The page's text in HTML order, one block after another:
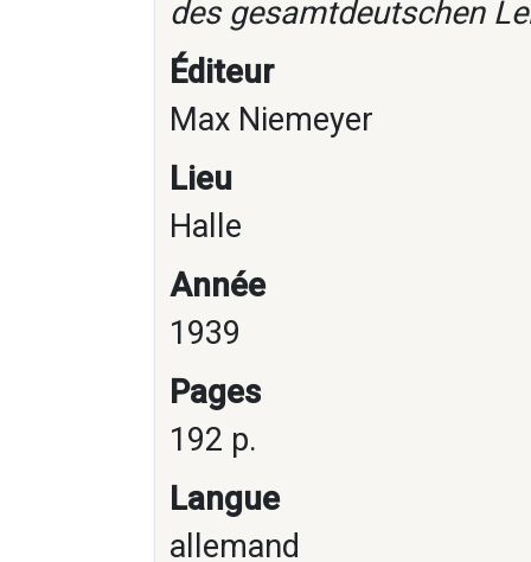
des gesamtdeutschen
Éditeur
Max Niemeyer
Lieu
Halle
Année
1939
Pages
192 p.
Langue
allemand